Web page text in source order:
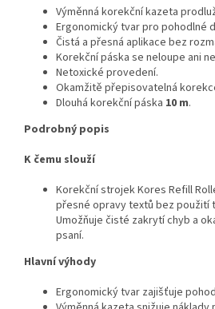
Výměnná korekční kazeta
Ergonomický tvar pro pohodlné
Čistá a přesná aplikace bez
Korekční páska se neloupe ani
Netoxické provedení.
Okamžitě přepisovatelná
Dlouhá korekční páska 10 m.
Podrobný popis
K čemu slouží
Korekční strojek Kores Refill
přesné opravy textů bez použití
Umožňuje čisté zakrytí chyb a
psaní.
Hlavní výhody
Ergonomický tvar zajišťuje